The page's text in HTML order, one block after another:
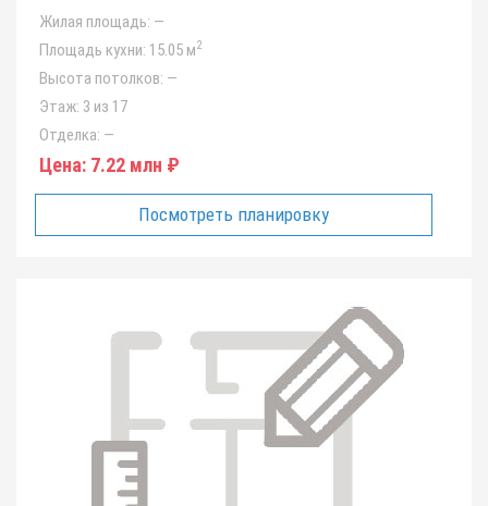
Жилая площадь: —
Площадь кухни: 15.05 м2
Высота потолков: —
Этаж: 3 из 17
Отделка: —
Цена: 7.22 млн ₽
Посмотреть планировку